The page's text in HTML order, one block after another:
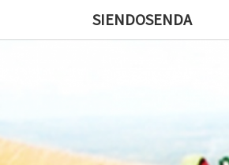
SIENDOSENDA